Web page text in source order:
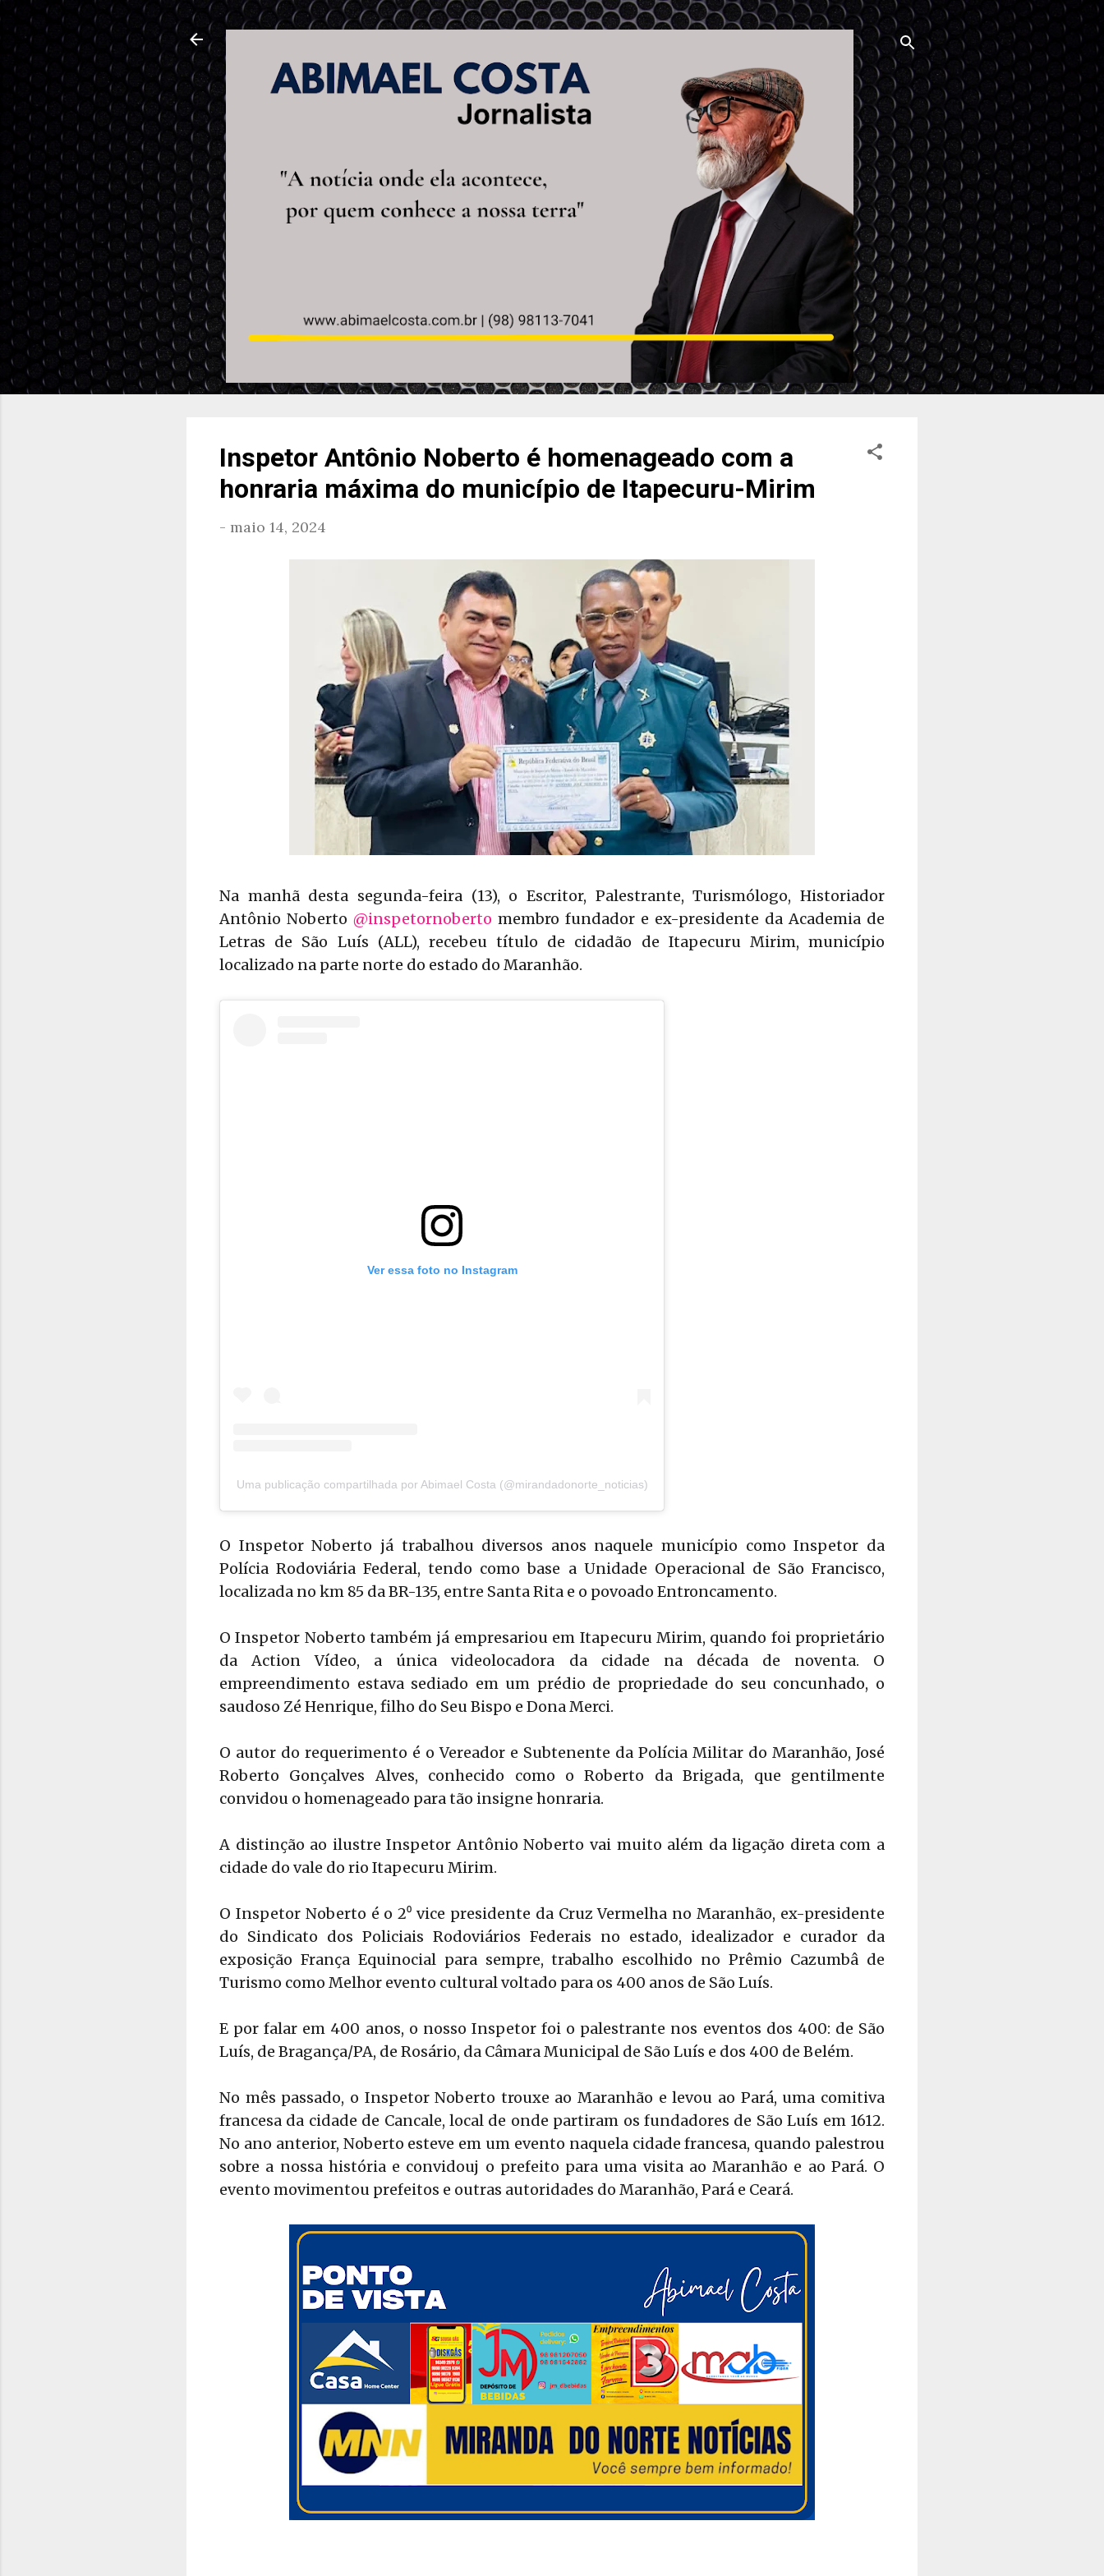
Pular para o conteúdo principal
Inspetor Antônio Noberto é homenageado com a
honraria máxima do município de Itapecuru-Mirim
- maio 14, 2024
Na manhã desta segunda-feira (13), o Escritor, Palestrante, Turismólogo, Historiador
Antônio Noberto @inspetornoberto membro fundador e ex-presidente da Academia de
Letras de São Luís (ALL), recebeu título de cidadão de Itapecuru Mirim, município
localizado na parte norte do estado do Maranhão.
Ver essa foto no Instagram
Uma publicação compartilhada por Abimael Costa (@mirandadonorte_noticias)
O Inspetor Noberto já trabalhou diversos anos naquele município como Inspetor da
Polícia Rodoviária Federal, tendo como base a Unidade Operacional de São Francisco,
localizada no km 85 da BR-135, entre Santa Rita e o povoado Entroncamento.
O Inspetor Noberto também já empresariou em Itapecuru Mirim, quando foi proprietário
da Action Vídeo, a única videolocadora da cidade na década de noventa. O
empreendimento estava sediado em um prédio de propriedade do seu concunhado, o
saudoso Zé Henrique, filho do Seu Bispo e Dona Merci.
O autor do requerimento é o Vereador e Subtenente da Polícia Militar do Maranhão, José
Roberto Gonçalves Alves, conhecido como o Roberto da Brigada, que gentilmente
convidou o homenageado para tão insigne honraria.
A distinção ao ilustre Inspetor Antônio Noberto vai muito além da ligação direta com a
cidade do vale do rio Itapecuru Mirim.
O Inspetor Noberto é o 2⁰ vice presidente da Cruz Vermelha no Maranhão, ex-presidente
do Sindicato dos Policiais Rodoviários Federais no estado, idealizador e curador da
exposição França Equinocial para sempre, trabalho escolhido no Prêmio Cazumbâ de
Turismo como Melhor evento cultural voltado para os 400 anos de São Luís.
E por falar em 400 anos, o nosso Inspetor foi o palestrante nos eventos dos 400: de São
Luís, de Bragança/PA, de Rosário, da Câmara Municipal de São Luís e dos 400 de Belém.
No mês passado, o Inspetor Noberto trouxe ao Maranhão e levou ao Pará, uma comitiva
francesa da cidade de Cancale, local de onde partiram os fundadores de São Luís em 1612.
No ano anterior, Noberto esteve em um evento naquela cidade francesa, quando palestrou
sobre a nossa história e convidouj o prefeito para uma visita ao Maranhão e ao Pará. O
evento movimentou prefeitos e outras autoridades do Maranhão, Pará e Ceará.